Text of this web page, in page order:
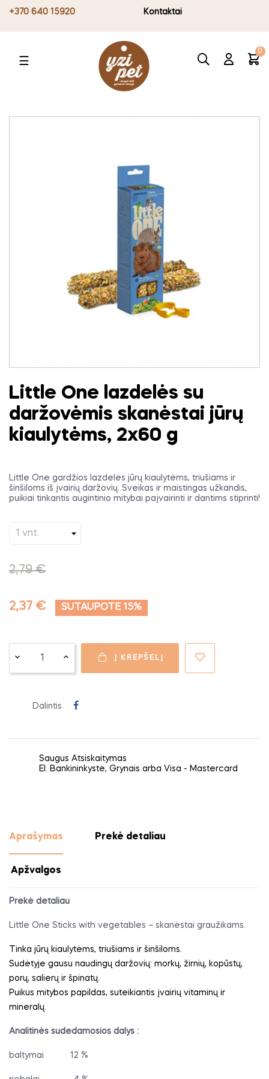
+370 640 15920 Kontaktai
Toggle
☰
0
Little One lazdelės su
daržovėmis skanėstai jūrų
kiaulytėms, 2x60 g
Little One gardžios lazdelės jūrų kiaulytėms, triušiams ir
šinšiloms iš įvairių daržovių. Sveikas ir maistingas užkandis,
puikiai tinkantis augintinio mitybai paįvairinti ir dantims stiprinti!
2,79 €
2,37 € SUTAUPOTE 15%
Į KREPŠELĮ
Dalintis
Saugus Atsiskaitymas
El. Bankininkystė, Grynais arba Visa - Mastercard
Aprašymas Prekė detaliau
Apžvalgos
Prekė detaliau
Little One Sticks with vegetables – skanėstai graužikams.
Tinka jūrų kiaulytėms, triušiams ir šinšiloms.
Sudėtyje gausu naudingų daržovių: morkų, žirnių, kopūstų,
porų, salierų ir špinatų.
Puikus mitybos papildas, suteikiantis įvairių vitaminų ir
mineralų.
Analitinės sudedamosios dalys :
baltymai 12 %